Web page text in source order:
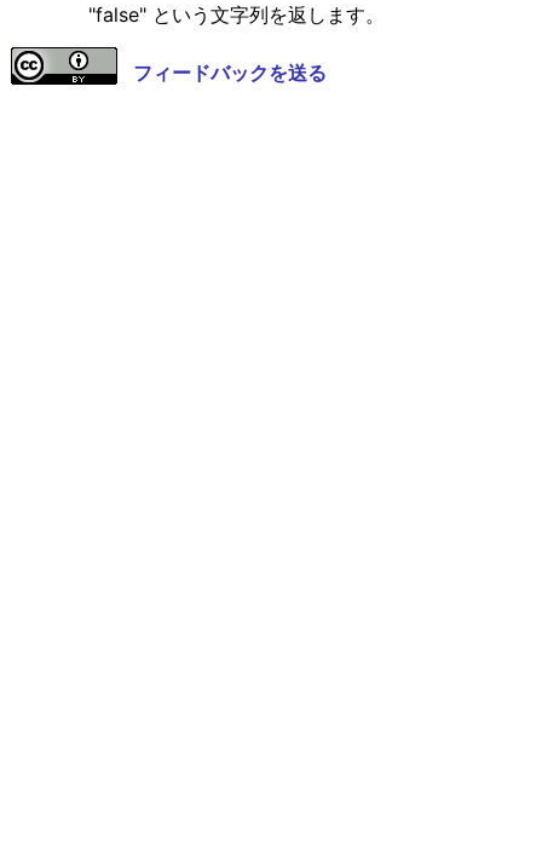
"false" という文字列を返します。
フィードバックを送る